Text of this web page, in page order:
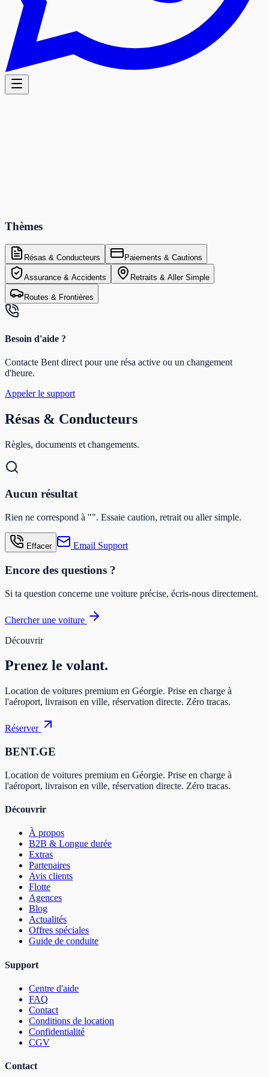
Thèmes
Résas & Conducteurs Paiements & Cautions
Assurance & Accidents Retraits & Aller Simple
Routes & Frontières
Besoin d'aide ?
Contacte Bent direct pour une résa active ou un changement
d'heure.
Appeler le support
Résas & Conducteurs
Règles, documents et changements.
Aucun résultat
Rien ne correspond à "". Essaie caution, retrait ou aller simple.
Effacer Email Support
Encore des questions ?
Si ta question concerne une voiture précise, écris-nous directement.
Chercher une voiture
Découvrir
Prenez le volant.
Location de voitures premium en Géorgie. Prise en charge à
l'aéroport, livraison en ville, réservation directe. Zéro tracas.
Réserver
BENT.GE
Location de voitures premium en Géorgie. Prise en charge à
l'aéroport, livraison en ville, réservation directe. Zéro tracas.
Découvrir
À propos
B2B & Longue durée
Extras
Partenaires
Avis clients
Flotte
Agences
Blog
Actualités
Offres spéciales
Guide de conduite
Support
Centre d'aide
FAQ
Contact
Conditions de location
Confidentialité
CGV
Contact